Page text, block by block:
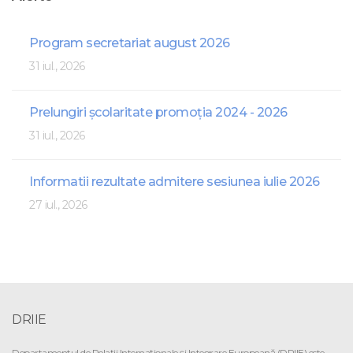
Program secretariat august 2026
31 iul., 2026
Prelungiri școlaritate promoția 2024 - 2026
31 iul., 2026
Informatii rezultate admitere sesiunea iulie 2026
27 iul., 2026
DRIIE